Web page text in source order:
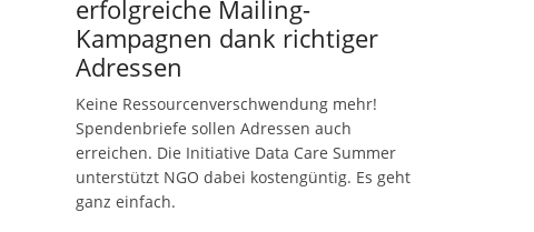
erfolgreiche Mailing-
Kampagnen dank richtiger
Adressen
Keine Ressourcenverschwendung mehr!
Spendenbriefe sollen Adressen auch
erreichen. Die Initiative Data Care Summer
unterstützt NGO dabei kostengüntig. Es geht
ganz einfach.